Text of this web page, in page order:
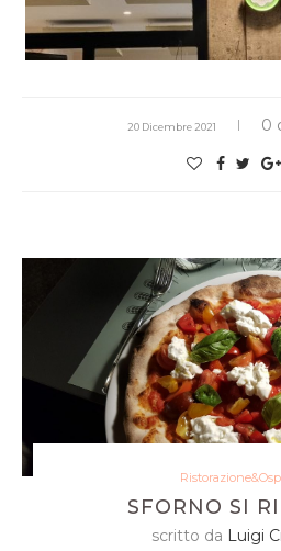
20 Dicembre 2021 0
SFORNO SI
scritto da Luigi